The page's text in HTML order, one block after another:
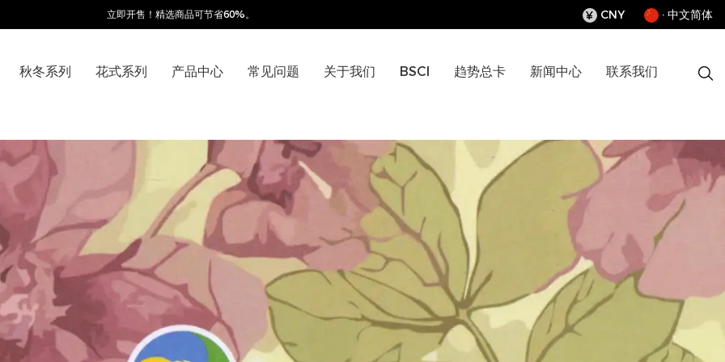
立即开售！精选商品可节省60%。 ¥ CNY · 中文简体
秋冬系列 花式系列 产品中心 常见问题 关于我们 BSCI 趋势总卡 新闻中心 联系我们